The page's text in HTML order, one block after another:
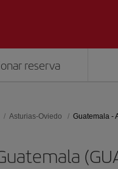
reserva
Asturias-Oviedo Guatemala -